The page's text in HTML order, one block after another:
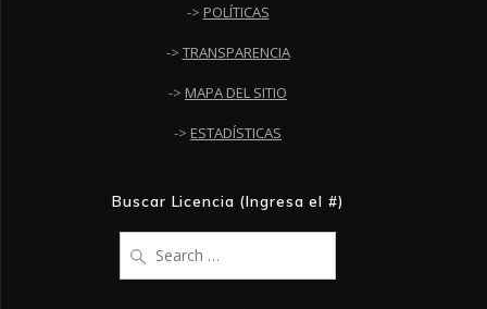
-> POLÍTICAS
-> TRANSPARENCIA
-> MAPA DEL SITIO
-> ESTADÍSTICAS
Buscar Licencia (Ingresa el #)
for: